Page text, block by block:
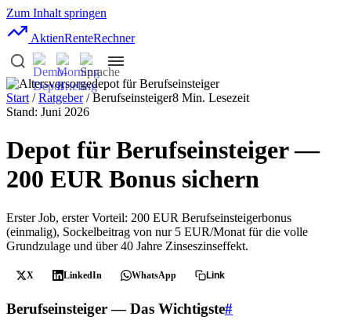
Zum Inhalt springen
AktienRenteRechner
Start /Ratgeber/ Berufseinsteiger8 Min. Lesezeit
Stand: Juni 2026
Depot für Berufseinsteiger —
200 EUR Bonus sichern
Erster Job, erster Vorteil: 200 EUR Berufseinsteigerbonus
(einmalig), Sockelbeitrag von nur 5 EUR/Monat für die volle
Grundzulage und über 40 Jahre Zinseszinseffekt.
X LinkedIn WhatsApp Link
Berufseinsteiger — Das Wichtigste#